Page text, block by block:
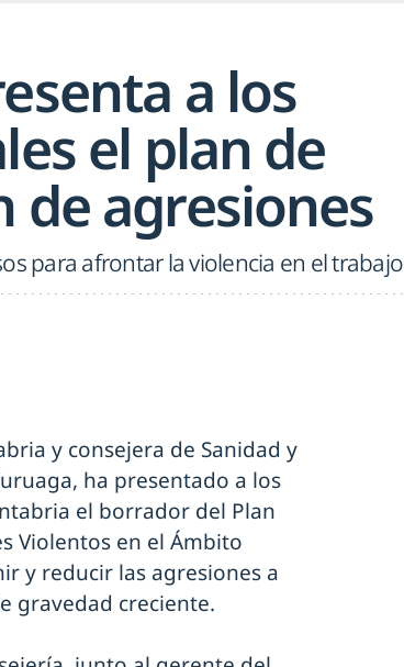
a los
el plan de
de agresiones
para afrontar la violencia en el trabajo
y consejera de Sanidad y
ha presentado a los
el borrador del Plan
Violentos en el Ámbito
y reducir las agresiones a
gravedad creciente.